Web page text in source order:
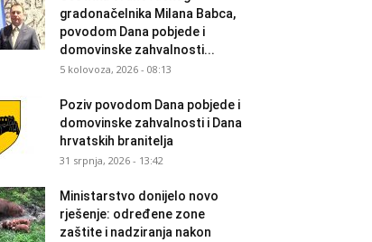
gradonačelnika Milana Babca,
povodom Dana pobjede i
domovinske zahvalnosti...
5 kolovoza, 2026 - 08:13
Poziv povodom Dana pobjede i
domovinske zahvalnosti i Dana
hrvatskih branitelja
31 srpnja, 2026 - 13:42
Ministarstvo donijelo novo
rješenje: određene zone
zaštite i nadziranja nakon